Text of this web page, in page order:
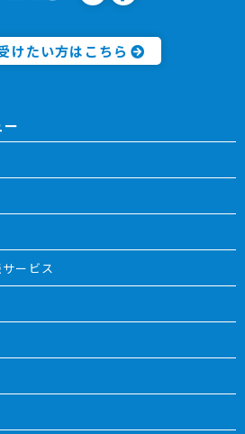
けたい方はこちら
ービス